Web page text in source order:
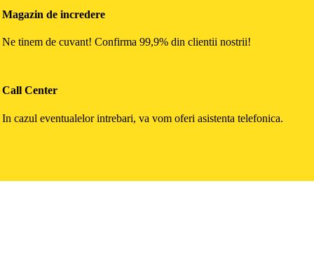
Magazin de incredere
Ne tinem de cuvant! Confirma 99,9% din clientii nostrii!
Call Center
In cazul eventualelor intrebari, va vom oferi asistenta telefonica.